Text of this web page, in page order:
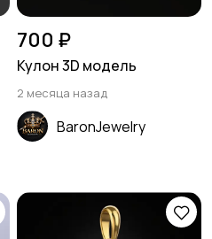
700 ₽
Кулон 3D модель
2 месяца назад
BaronJewelry